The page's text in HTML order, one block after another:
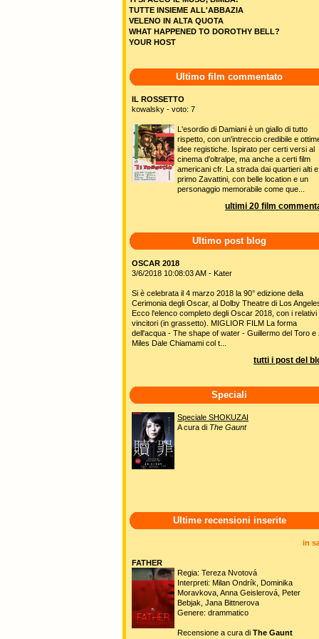
TUTTE INSIEME ALL'ABBAZIA
VELENO IN ALTA QUOTA
WHAT HAPPENED TO DOROTHY BELL?
YOUR HOST
Ultimo film commentato
IL ROSSETTO
kowalsky - voto: 7
L'esordio di Damiani è un giallo di tutto
rispetto, con un'intreccio credibile e
idee registiche. Ispirato per certi versi al
cinema d'oltralpe, ma anche a certi film
americani cfr. La strada dai quartieri alti
primo Zavattini, con belle location e un
personaggio memorabile come que...
ultimi 20 film
Ultimo post blog
OSCAR 2018
3/6/2018 10:08:03 AM - Kater
Si è celebrata il 4 marzo 2018 la 90° edizione della
Cerimonia degli Oscar, al Dolby Theatre di Los
Ecco l'elenco completo degli Oscar 2018, con i relativi
vincitori (in grassetto). MIGLIOR FILM La forma
dell'acqua - The shape of water - Guillermo del Toro e
Miles Dale Chiamami col t...
tutti i post del
Speciali
Speciale SHOKUZAI
A cura di The Gaunt
Ultime recensioni inserite
in
FATHER
Regia: Tereza Nvotová
Interpreti: Milan Ondrík, Dominika
Moravkova, Anna Geislerová, Peter
Bebjak, Jana Bittnerova
Genere: drammatico
Recensione a cura di The Gaunt